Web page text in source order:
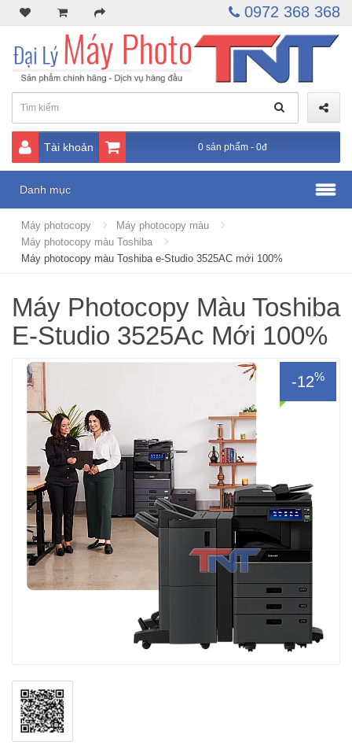
0972 368 368
Tài khoản 0 sản phẩm - 0đ
Danh mục
Máy photocopy
Máy photocopy màu
Máy photocopy màu Toshiba
Máy photocopy màu Toshiba e-Studio 3525AC mới 100%
Máy Photocopy Màu Toshiba
E-Studio 3525Ac Mới 100%
-12%